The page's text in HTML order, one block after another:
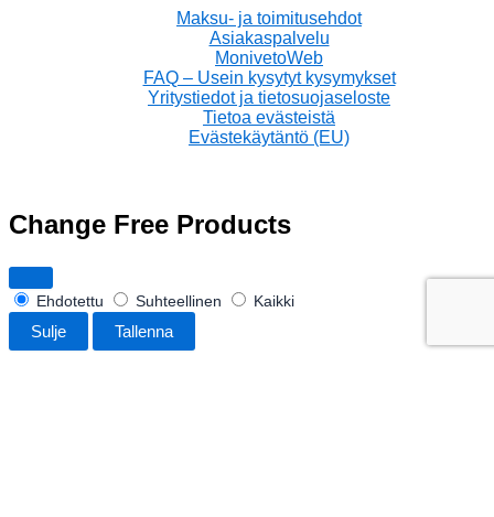
Maksu- ja toimitusehdot
Asiakaspalvelu
MonivetoWeb
FAQ – Usein kysytyt kysymykset
Yritystiedot ja tietosuojaseloste
Tietoa evästeistä
Evästekäytäntö (EU)
Change Free Products
Ehdotettu Suhteellinen Kaikki
Sulje Tallenna